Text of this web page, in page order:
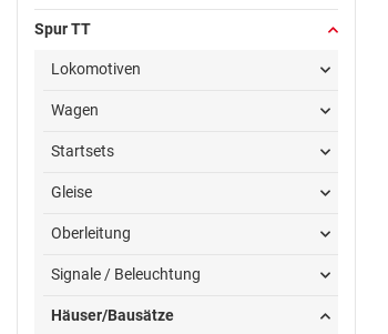
Spur TT
Lokomotiven
Wagen
Startsets
Gleise
Oberleitung
Signale / Beleuchtung
Häuser/Bausätze